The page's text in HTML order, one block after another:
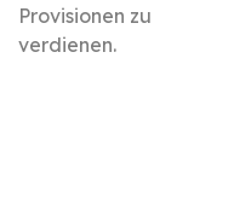
Provisionen zu
verdienen.